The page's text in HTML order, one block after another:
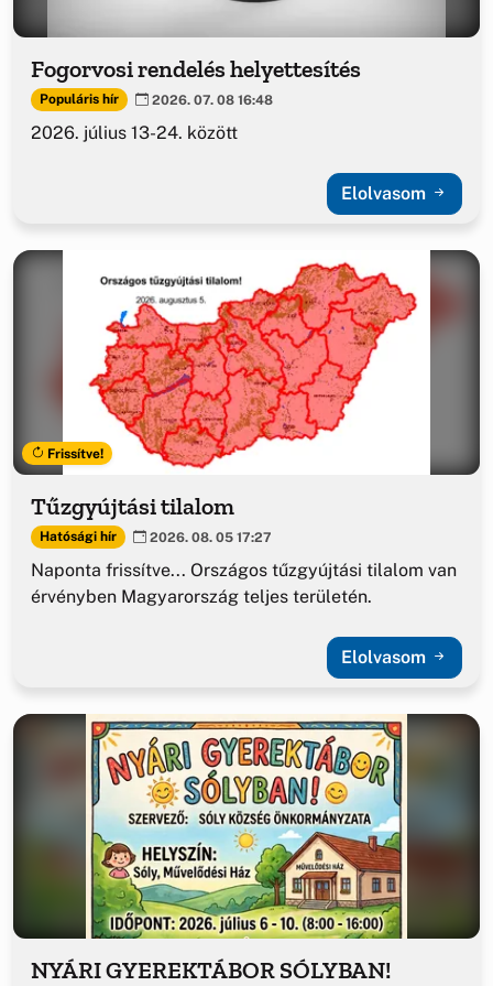
Fogorvosi rendelés helyettesítés
Populáris hír 2026. 07. 08 16:48
2026. július 13-24. között
Elolvasom
Frissítve!
Tűzgyújtási tilalom
Hatósági hír 2026. 08. 05 17:27
Naponta frissítve... Országos tűzgyújtási tilalom van
érvényben Magyarország teljes területén.
Elolvasom
NYÁRI GYEREKTÁBOR SÓLYBAN!